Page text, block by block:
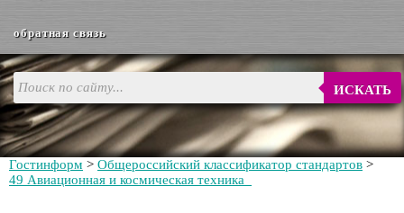
обратная связь
ИСКАТЬ
Гостинформ > Общероссийский классификатор стандартов >
49 Авиационная и космическая техника